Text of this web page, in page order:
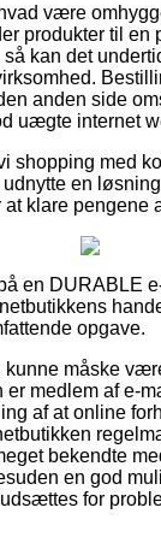
være
produkter til en
kan det
anden side
uægte internet
shopping med
en
klare pengene
en DURABLE
opgave.
kunne måske
er medlem af e-
af at online
bekendte
en god
for